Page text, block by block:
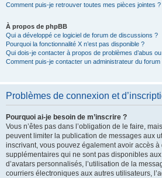
Comment puis-je retrouver toutes mes pièces jointes ?
À propos de phpBB
Qui a développé ce logiciel de forum de discussions ?
Pourquoi la fonctionnalité X n’est pas disponible ?
Qui dois-je contacter à propos de problèmes d’abus
Comment puis-je contacter un administrateur du forum
Problèmes de connexion et
Pourquoi ai-je besoin de m’inscrire ?
Vous n’êtes pas dans l’obligation de le faire,
peuvent limiter la publication de messages aux
inscrivant, vous pouvez également avoir accès
supplémentaires qui ne sont pas disponibles
d’avatars personnalisés, l’utilisation de la
courriers électroniques aux autres utilisateurs,